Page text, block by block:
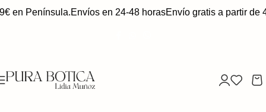
en Península.Envíos en 24-48 horasEnvío gratis a partir de